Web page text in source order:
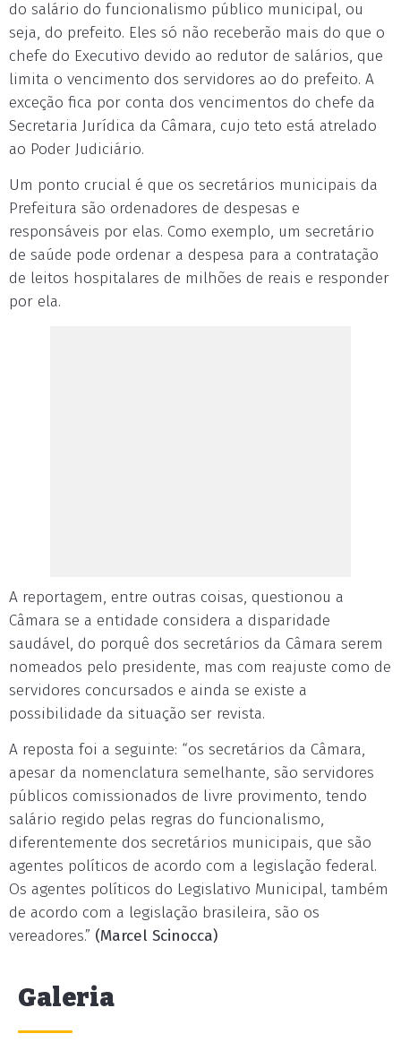
do salário do funcionalismo público municipal, ou
seja, do prefeito. Eles só não receberão mais do que o
chefe do Executivo devido ao redutor de salários, que
limita o vencimento dos servidores ao do prefeito. A
exceção fica por conta dos vencimentos do chefe da
Secretaria Jurídica da Câmara, cujo teto está atrelado
ao Poder Judiciário.
Um ponto crucial é que os secretários municipais da
Prefeitura são ordenadores de despesas e
responsáveis por elas. Como exemplo, um secretário
de saúde pode ordenar a despesa para a contratação
de leitos hospitalares de milhões de reais e responder
por ela.
A reportagem, entre outras coisas, questionou a
Câmara se a entidade considera a disparidade
saudável, do porquê dos secretários da Câmara serem
nomeados pelo presidente, mas com reajuste como de
servidores concursados e ainda se existe a
possibilidade da situação ser revista.
A reposta foi a seguinte: “os secretários da Câmara,
apesar da nomenclatura semelhante, são servidores
públicos comissionados de livre provimento, tendo
salário regido pelas regras do funcionalismo,
diferentemente dos secretários municipais, que são
agentes políticos de acordo com a legislação federal.
Os agentes políticos do Legislativo Municipal, também
de acordo com a legislação brasileira, são os
vereadores.” (Marcel Scinocca)
Galeria